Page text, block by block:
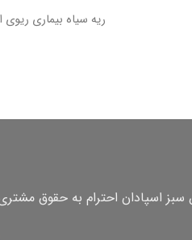
ریه سیاه بیماری
اسپادان احترام به حقوق